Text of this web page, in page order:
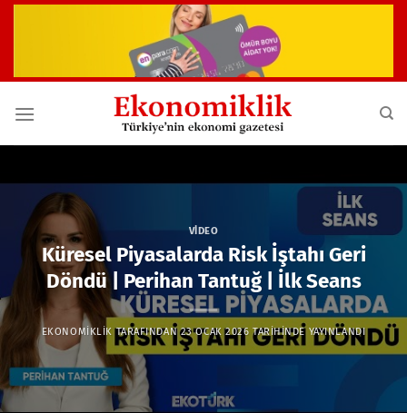
VIDEO
Küresel Piyasalarda Risk İştahı Geri
Döndü | Perihan Tantuğ | İlk Seans
EKONOMIKLIKTARAFINDAN 23 OCAK 2026 TARIHINDE YAYINLANDI